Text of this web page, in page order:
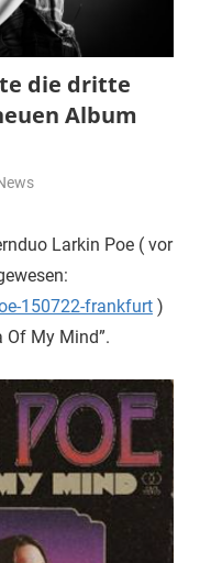
die dritte
Album
Larkin Poe ( vor
150722-frankfurt )
Of My Mind”.